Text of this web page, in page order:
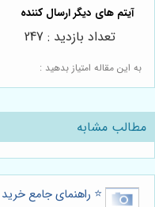
به این مقاله امتیاز بدهید :
تعداد بازدید : 247
مطالب مشابه
⭐️ راهنمای جامع